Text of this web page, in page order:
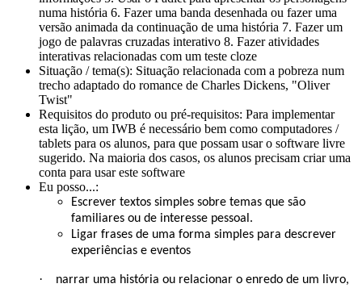
numa história 6. Fazer uma banda desenhada ou fazer uma
versão animada da continuação de uma história 7. Fazer um
jogo de palavras cruzadas interativo 8. Fazer atividades
interativas relacionadas com um teste cloze
Situação / tema(s): Situação relacionada com a pobreza num
trecho adaptado do romance de Charles Dickens, "Oliver
Twist"
Requisitos do produto ou pré-requisitos: Para implementar
esta lição, um IWB é necessário bem como computadores /
tablets para os alunos, para que possam usar o software livre
sugerido. Na maioria dos casos, os alunos precisam criar uma
conta para usar este software
Eu posso...:
Escrever textos simples sobre temas que são
familiares ou de interesse pessoal.
Ligar frases de uma forma simples para descrever
experiências e eventos
·
narrar uma história ou relacionar o enredo de um livro,